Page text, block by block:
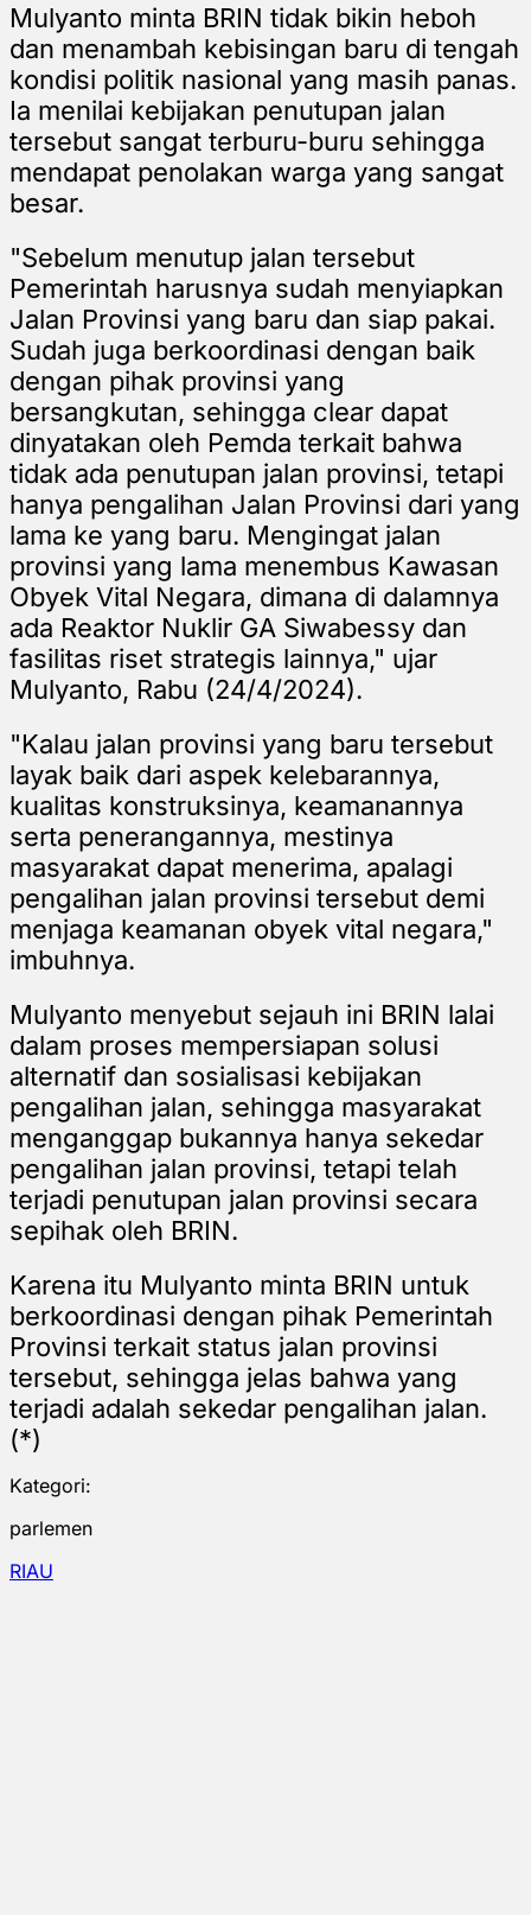
Mulyanto minta BRIN tidak bikin heboh
dan menambah kebisingan baru di tengah
kondisi politik nasional yang masih panas.
Ia menilai kebijakan penutupan jalan
tersebut sangat terburu-buru sehingga
mendapat penolakan warga yang sangat
besar.
"Sebelum menutup jalan tersebut
Pemerintah harusnya sudah menyiapkan
Jalan Provinsi yang baru dan siap pakai.
Sudah juga berkoordinasi dengan baik
dengan pihak provinsi yang
bersangkutan, sehingga clear dapat
dinyatakan oleh Pemda terkait bahwa
tidak ada penutupan jalan provinsi, tetapi
hanya pengalihan Jalan Provinsi dari yang
lama ke yang baru. Mengingat jalan
provinsi yang lama menembus Kawasan
Obyek Vital Negara, dimana di dalamnya
ada Reaktor Nuklir GA Siwabessy dan
fasilitas riset strategis lainnya," ujar
Mulyanto, Rabu (24/4/2024).
"Kalau jalan provinsi yang baru tersebut
layak baik dari aspek kelebarannya,
kualitas konstruksinya, keamanannya
serta penerangannya, mestinya
masyarakat dapat menerima, apalagi
pengalihan jalan provinsi tersebut demi
menjaga keamanan obyek vital negara,"
imbuhnya.
Mulyanto menyebut sejauh ini BRIN lalai
dalam proses mempersiapan solusi
alternatif dan sosialisasi kebijakan
pengalihan jalan, sehingga masyarakat
menganggap bukannya hanya sekedar
pengalihan jalan provinsi, tetapi telah
terjadi penutupan jalan provinsi secara
sepihak oleh BRIN.
Karena itu Mulyanto minta BRIN untuk
berkoordinasi dengan pihak Pemerintah
Provinsi terkait status jalan provinsi
tersebut, sehingga jelas bahwa yang
terjadi adalah sekedar pengalihan jalan.
(*)
Kategori:
parlemen
RIAU